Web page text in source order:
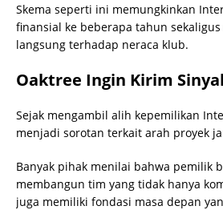
Skema seperti ini memungkinkan
finansial ke beberapa tahun
langsung terhadap neraca klub.
Oaktree Ingin Kirim
Sejak mengambil alih kepemilikan
menjadi sorotan terkait arah proyek
Banyak pihak menilai bahwa pemilik
membangun tim yang tidak hanya
juga memiliki fondasi masa depan